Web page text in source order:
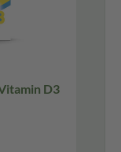
D3